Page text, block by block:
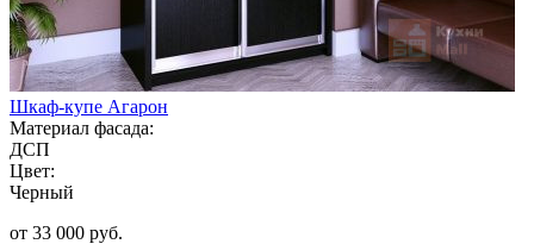
Шкаф-купе Агарон
Материал фасада:
ДСП
Цвет:
Черный
от 33 000 руб.